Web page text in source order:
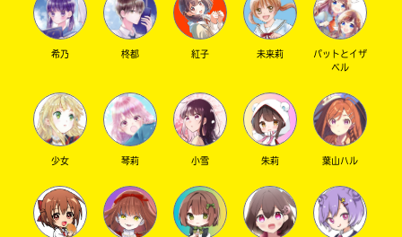
SNSでシェアする
希乃 柊都 紅子 未来莉
パットとイザ
ベル
少女 琴莉 小雪 朱莉 葉山ハル